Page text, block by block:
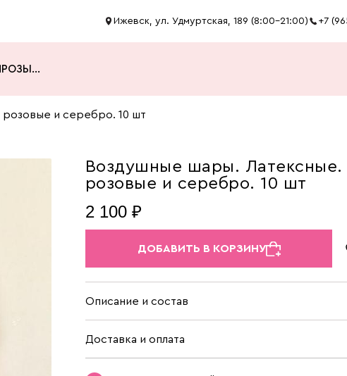
Ижевск, ул. Удмуртская, 189 (8:00-21:00) +7
РОЗЫ ...
и серебро. 10 шт
Воздушные шары. Латексные.
розовые и серебро. 10 шт
2 100 ₽
ДОБАВИТЬ В КОРЗИНУ
Описание и состав
Доставка и оплата